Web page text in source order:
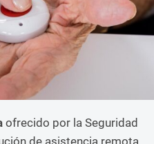
ofrecido por la Seguridad
de asistencia remota